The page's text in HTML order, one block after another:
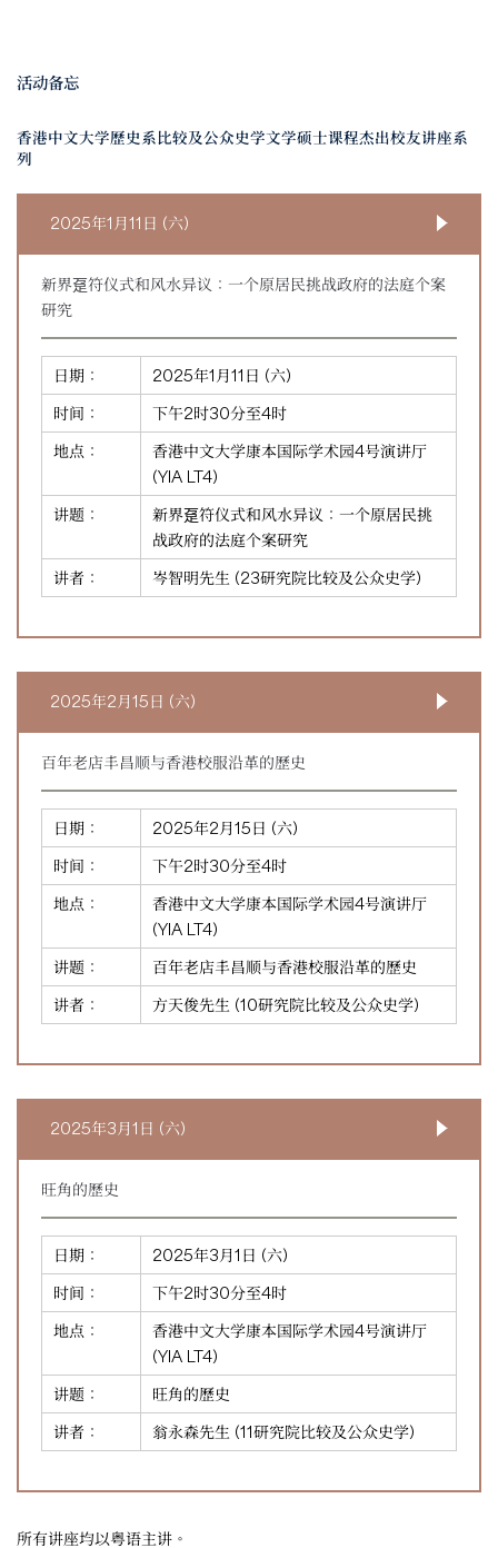
活动备忘
香港中文大学歷史系比较及公众史学文学硕士课程杰出校友讲座系
列
2025年1月11日 (六)
新界趸符仪式和风水异议：一个原居民挑战政府的法庭个案
研究
日期：
2025年1月11日 (六)
时间：
下午2时30分至4时
地点：
香港中文大学康本国际学术园4号演讲厅
(YIA LT4)
讲题：
新界趸符仪式和风水异议：一个原居民挑
战政府的法庭个案研究
讲者：
岑智明先生 (23研究院比较及公众史学)
2025年2月15日 (六)
百年老店丰昌顺与香港校服沿革的歷史
日期：
2025年2月15日 (六)
时间：
下午2时30分至4时
地点：
香港中文大学康本国际学术园4号演讲厅
(YIA LT4)
讲题：
百年老店丰昌顺与香港校服沿革的歷史
讲者：
方天俊先生 (10研究院比较及公众史学)
2025年3月1日 (六)
旺角的歷史
日期：
2025年3月1日 (六)
时间：
下午2时30分至4时
地点：
香港中文大学康本国际学术园4号演讲厅
(YIA LT4)
讲题：
旺角的歷史
讲者：
翁永森先生 (11研究院比较及公众史学)
所有讲座均以粤语主讲。